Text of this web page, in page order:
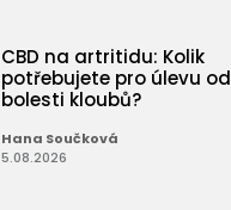
CBD na artritidu: Kolik
potřebujete pro úlevu od
bolesti kloubů?
Hana Součková
5.08.2026